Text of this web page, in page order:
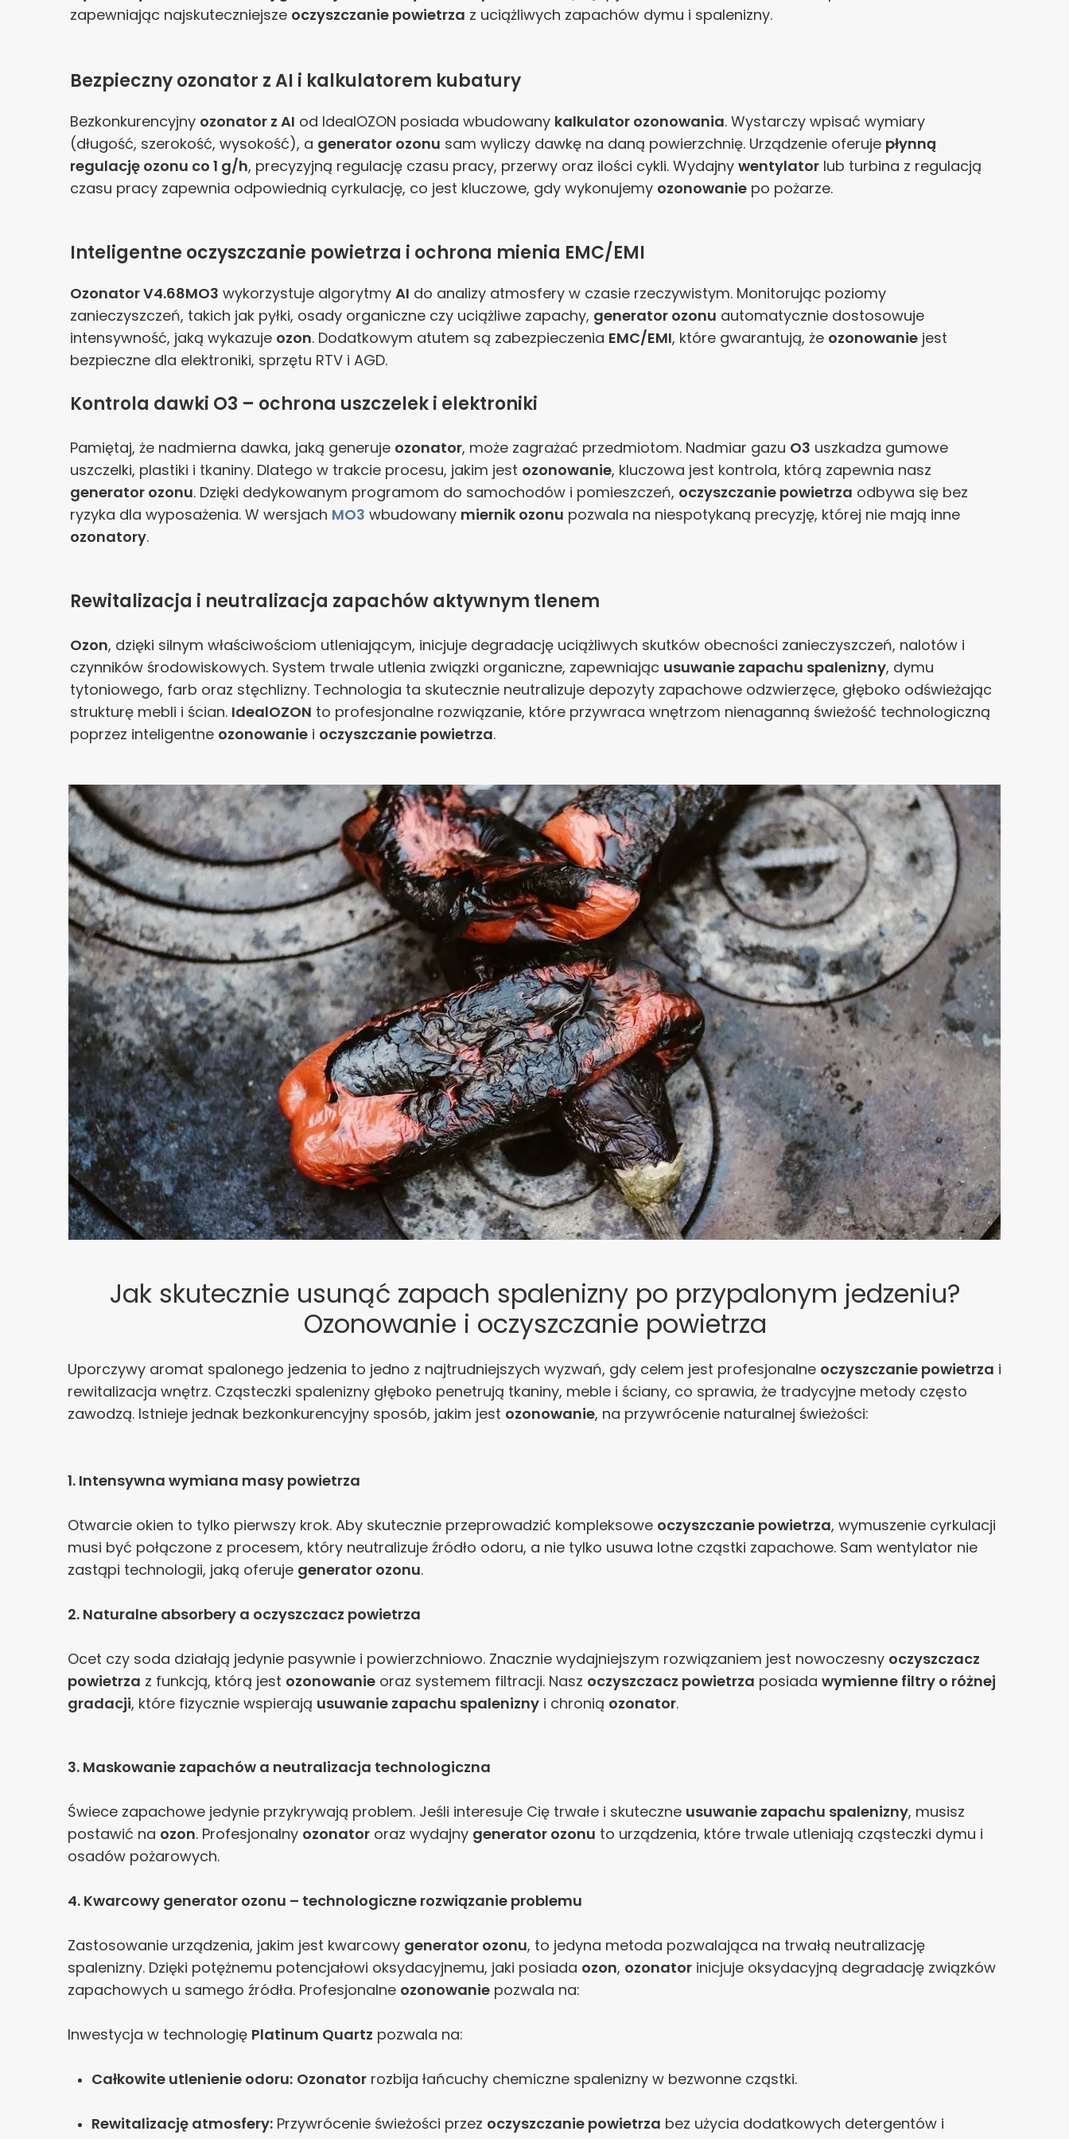
Jak skutecznie usunąć zapach spalenizny po przypalonym jedzeniu?
Ozonowanie i oczyszczanie powietrza
Uporczywy aromat spalonego jedzenia to jedno z najtrudniejszych wyzwań, gdy celem jest profesjonalne oczyszczanie powietrza i
rewitalizacja wnętrz. Cząsteczki spalenizny głęboko penetrują tkaniny, meble i ściany, co sprawia, że tradycyjne metody często
zawodzą. Istnieje jednak bezkonkurencyjny sposób, jakim jest ozonowanie, na przywrócenie naturalnej świeżości:
1. Intensywna wymiana masy powietrza
Otwarcie okien to tylko pierwszy krok. Aby skutecznie przeprowadzić kompleksowe oczyszczanie powietrza, wymuszenie cyrkulacji
musi być połączone z procesem, który neutralizuje źródło odoru, a nie tylko usuwa lotne cząstki zapachowe. Sam wentylator nie
zastąpi technologii, jaką oferuje generator ozonu.
2. Naturalne absorbery a oczyszczacz powietrza
Ocet czy soda działają jedynie pasywnie i powierzchniowo. Znacznie wydajniejszym rozwiązaniem jest nowoczesny oczyszczacz
powietrza z funkcją, którą jest ozonowanie oraz systemem filtracji. Nasz oczyszczacz powietrza posiada wymienne filtry o różnej
gradacji, które fizycznie wspierają usuwanie zapachu spalenizny i chronią ozonator.
3. Maskowanie zapachów a neutralizacja technologiczna
Świece zapachowe jedynie przykrywają problem. Jeśli interesuje Cię trwałe i skuteczne usuwanie zapachu spalenizny, musisz
postawić na ozon. Profesjonalny ozonator oraz wydajny generator ozonu to urządzenia, które trwale utleniają cząsteczki dymu i
osadów pożarowych.
4. Kwarcowy generator ozonu – technologiczne rozwiązanie problemu
Zastosowanie urządzenia, jakim jest kwarcowy generator ozonu, to jedyna metoda pozwalająca na trwałą neutralizację
spalenizny. Dzięki potężnemu potencjałowi oksydacyjnemu, jaki posiada ozon, ozonator inicjuje oksydacyjną degradację związków
zapachowych u samego źródła. Profesjonalne ozonowanie pozwala na:
Inwestycja w technologię Platinum Quartz pozwala na:
Całkowite utlenienie odoru: Ozonator rozbija łańcuchy chemiczne spalenizny w bezwonne cząstki.
Rewitalizację atmosfery: Przywrócenie świeżości przez oczyszczanie powietrza bez użycia dodatkowych detergentów i
zapewniając najskuteczniejsze oczyszczanie powietrza z uciążliwych zapachów dymu i spalenizny.
Bezpieczny ozonator z AI i kalkulatorem kubatury
Bezkonkurencyjny ozonator z AI od IdealOZON posiada wbudowany kalkulator ozonowania. Wystarczy wpisać wymiary
(długość, szerokość, wysokość), a generator ozonu sam wyliczy dawkę na daną powierzchnię. Urządzenie oferuje płynną
regulację ozonu co 1 g/h, precyzyjną regulację czasu pracy, przerwy oraz ilości cykli. Wydajny wentylator lub turbina z regulacją
czasu pracy zapewnia odpowiednią cyrkulację, co jest kluczowe, gdy wykonujemy ozonowanie po pożarze.
Inteligentne oczyszczanie powietrza i ochrona mienia EMC/EMI
Ozonator V4.68MO3 wykorzystuje algorytmy AI do analizy atmosfery w czasie rzeczywistym. Monitorując poziomy
zanieczyszczeń, takich jak pyłki, osady organiczne czy uciążliwe zapachy, generator ozonu automatycznie dostosowuje
intensywność, jaką wykazuje ozon. Dodatkowym atutem są zabezpieczenia EMC/EMI, które gwarantują, że ozonowanie jest
bezpieczne dla elektroniki, sprzętu RTV i AGD.
Kontrola dawki O3 – ochrona uszczelek i elektroniki
Pamiętaj, że nadmierna dawka, jaką generuje ozonator, może zagrażać przedmiotom. Nadmiar gazu O3 uszkadza gumowe
uszczelki, plastiki i tkaniny. Dlatego w trakcie procesu, jakim jest ozonowanie, kluczowa jest kontrola, którą zapewnia nasz
generator ozonu. Dzięki dedykowanym programom do samochodów i pomieszczeń, oczyszczanie powietrza odbywa się bez
ryzyka dla wyposażenia. W wersjach MO3 wbudowany miernik ozonu pozwala na niespotykaną precyzję, której nie mają inne
ozonatory.
Rewitalizacja i neutralizacja zapachów aktywnym tlenem
Ozon, dzięki silnym właściwościom utleniającym, inicjuje degradację uciążliwych skutków obecności zanieczyszczeń, nalotów i
czynników środowiskowych. System trwale utlenia związki organiczne, zapewniając usuwanie zapachu spalenizny, dymu
tytoniowego, farb oraz stęchlizny. Technologia ta skutecznie neutralizuje depozyty zapachowe odzwierzęce, głęboko odświeżając
strukturę mebli i ścian. IdealOZON to profesjonalne rozwiązanie, które przywraca wnętrzom nienaganną świeżość technologiczną
poprzez inteligentne ozonowanie i oczyszczanie powietrza.